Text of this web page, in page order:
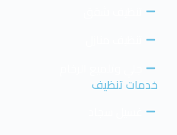
خدمات تنظيف